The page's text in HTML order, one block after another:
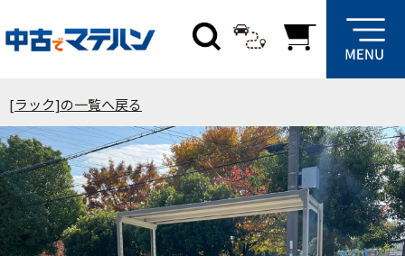
[ラック]の一覧へ戻る